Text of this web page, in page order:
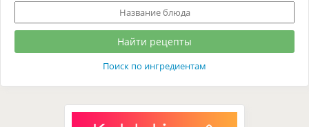
Поиск по ингредиентам